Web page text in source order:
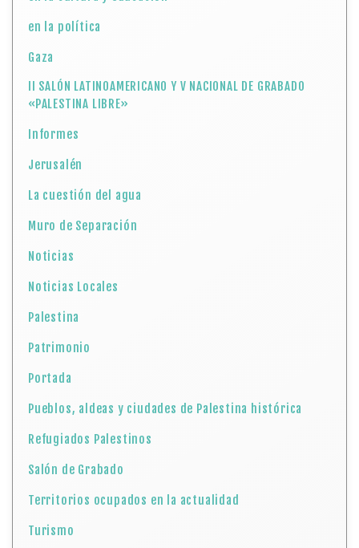
en la política
Gaza
II SALÓN LATINOAMERICANO Y V NACIONAL DE GRABADO
«PALESTINA LIBRE»
Informes
Jerusalén
La cuestión del agua
Muro de Separación
Noticias
Noticias Locales
Palestina
Patrimonio
Portada
Pueblos, aldeas y ciudades de Palestina histórica
Refugiados Palestinos
Salón de Grabado
Territorios ocupados en la actualidad
Turismo